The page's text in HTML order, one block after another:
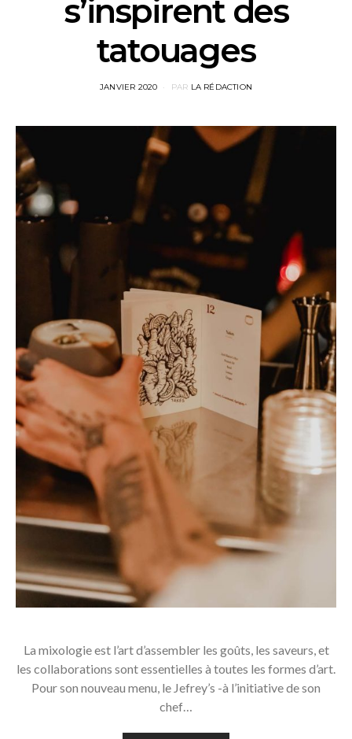
s’inspirent des
tatouages
POSTED
JANVIER 2020 PAR LA RÉDACTION
La mixologie est l’art d’assembler les goûts, les saveurs, et
les collaborations sont essentielles à toutes les formes d’art.
Pour son nouveau menu, le Jefrey’s -à l’initiative de son
chef…